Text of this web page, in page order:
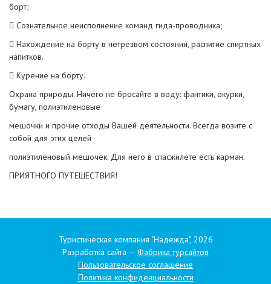
борт;
 Сознательное неисполнение команд гида-проводника;
 Нахождение на борту в нетрезвом состоянии, распитие спиртных
напитков.
 Курение на борту.
Охрана природы. Ничего не бросайте в воду: фантики, окурки,
бумагу, полиэтиленовые
мешочки и прочие отходы Вашей деятельности. Всегда возите с
собой для этих целей
полиэтиленовый мешочек. Для него в спасжилете есть карман.
ПРИЯТНОГО ПУТЕШЕСТВИЯ!
Туристическая компания "Надежда", 2026
Разработка сайта — Фабрика турсайтов
Пользовательское соглашение
Политика конфиденциальности